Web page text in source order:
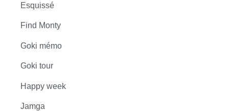
Esquissé
Find Monty
Goki mémo
Goki tour
Happy week
Jamga